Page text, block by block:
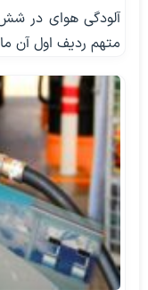
آلودگی هوای در شش
متهم ردیف اول آن